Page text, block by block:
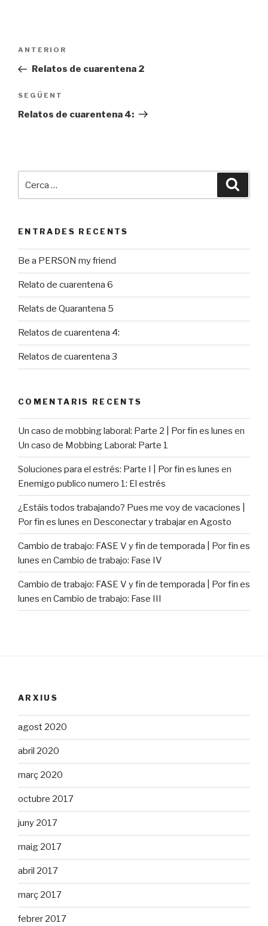
Navegació
Entrada
prèvia
ANTERIOR
Relatos de cuarentena 2
Entrada
següent
SEGÜENT
Relatos de cuarentena 4:
ENTRADES RECENTS
Be a PERSON my friend
Relato de cuarentena 6
Relats de Quarantena 5
Relatos de cuarentena 4:
Relatos de cuarentena 3
COMENTARIS RECENTS
Un caso de mobbing laboral: Parte 2 | Por fin es lunes en
Un caso de Mobbing Laboral: Parte 1
Soluciones para el estrés: Parte I | Por fin es lunes en
Enemigo publico numero 1: El estrés
¿Estáis todos trabajando? Pues me voy de vacaciones |
Por fin es lunes en Desconectar y trabajar en Agosto
Cambio de trabajo: FASE V y fin de temporada | Por fin es
lunes en Cambio de trabajo: Fase IV
Cambio de trabajo: FASE V y fin de temporada | Por fin es
lunes en Cambio de trabajo: Fase III
ARXIUS
agost 2020
abril 2020
març 2020
octubre 2017
juny 2017
maig 2017
abril 2017
març 2017
febrer 2017